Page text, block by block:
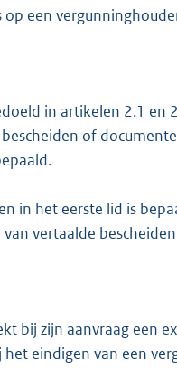
op een
in artikelen 2.1 en
of
in het eerste lid is
vertaalde
bij zijn aanvraag een
eindigen van een